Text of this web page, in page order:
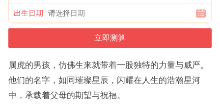
出生日期
属虎的男孩，仿佛生来就带着一股独特的力量与威严。
他们的名字，如同璀璨星辰，闪耀在人生的浩瀚星河
中，承载着父母的期望与祝福。